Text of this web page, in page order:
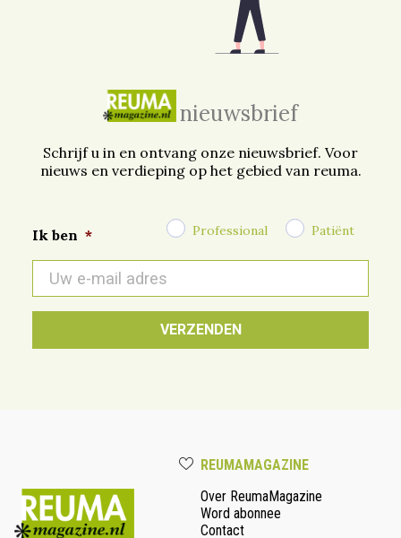
nieuwsbrief
Schrijf u in en ontvang onze nieuwsbrief. Voor
nieuws en verdieping op het gebied van reuma.
Ik ben * Professional Patiënt
mail
*
REUMAMAGAZINE
Over ReumaMagazine
Word abonnee
Contact